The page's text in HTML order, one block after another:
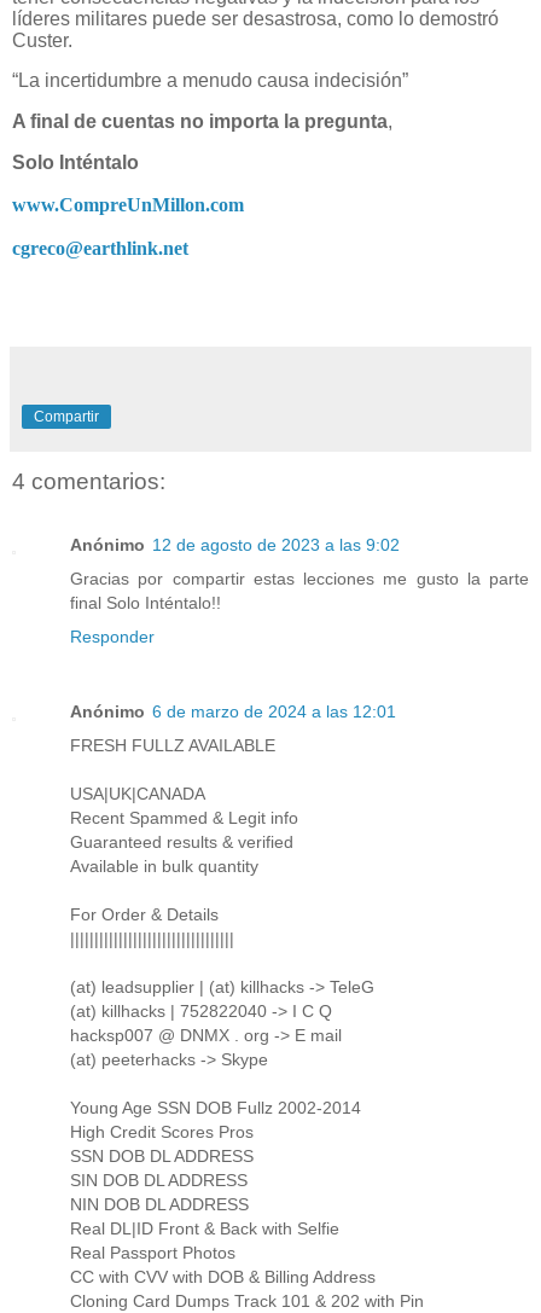
líderes militares puede ser desastrosa, como lo demostró
Custer.
“La incertidumbre a menudo causa indecisión”
A final de cuentas no importa la pregunta,
Solo Inténtalo
www.CompreUnMillon.com
cgreco@earthlink.net
Compartir
4 comentarios:
Anónimo 12 de agosto de 2023 a las 9:02
Gracias por compartir estas lecciones me gusto la parte
final Solo Inténtalo!!
Responder
Anónimo 6 de marzo de 2024 a las 12:01
FRESH FULLZ AVAILABLE
USA|UK|CANADA
Recent Spammed & Legit info
Guaranteed results & verified
Available in bulk quantity
For Order & Details
||||||||||||||||||||||||||||||||||
(at) leadsupplier | (at) killhacks -> TeleG
(at) killhacks | 752822040 -> I C Q
hacksp007 @ DNMX . org -> E mail
(at) peeterhacks -> Skype
Young Age SSN DOB Fullz 2002-2014
High Credit Scores Pros
SSN DOB DL ADDRESS
SIN DOB DL ADDRESS
NIN DOB DL ADDRESS
Real DL|ID Front & Back with Selfie
Real Passport Photos
CC with CVV with DOB & Billing Address
Cloning Card Dumps Track 101 & 202 with Pin